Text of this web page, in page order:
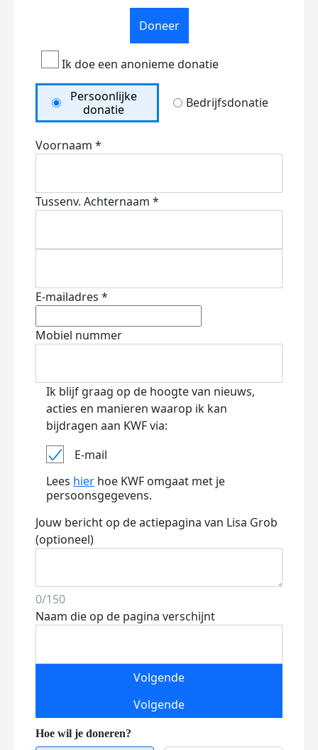
Doneer
Ik doe een anonieme donatie
Persoonlijke
donatie
Bedrijfsdonatie
Voornaam *
Tussenv. Achternaam *
E-mailadres *
Mobiel nummer
Ik blijf graag op de hoogte van nieuws,
acties en manieren waarop ik kan
bijdragen aan KWF via:
E-mail
Lees hier hoe KWF omgaat met je
persoonsgegevens.
Jouw bericht op de actiepagina van Lisa Grob
(optioneel)
0/150
Naam die op de pagina verschijnt
Volgende
Volgende